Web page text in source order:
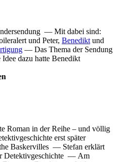
— Mit dabei sind:
und Peter, Benedikt und
— Das Thema der Sendung
dazu hatte Benedikt
Roman in der Reihe – und völlig
erst später
Baskervilles — Stefan erklärt
Detektivgeschichte — Am